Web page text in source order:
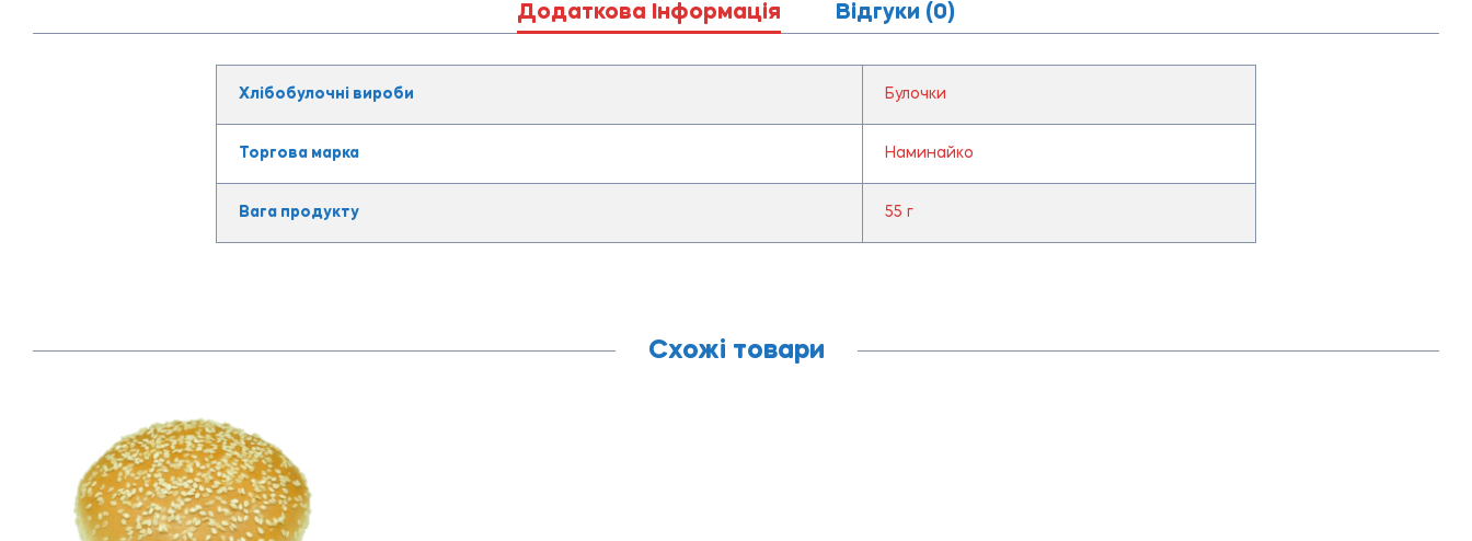
Додаткова Інформація Відгуки (0)
Хлібобулочні вироби Булочки
Торгова марка Наминайко
Вага продукту 55 г
Схожі товари